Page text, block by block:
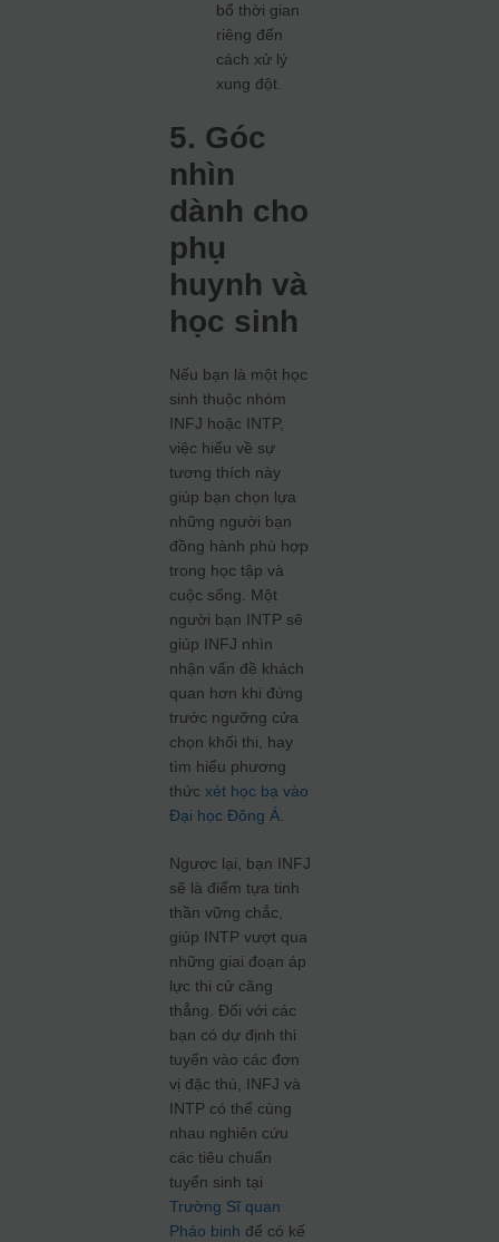
bổ thời gian
riêng đến
cách xử lý
xung đột.
5. Góc
nhìn
dành cho
phụ
huynh và
học sinh
Nếu bạn là một học
sinh thuộc nhóm
INFJ hoặc INTP,
việc hiểu về sự
tương thích này
giúp bạn chọn lựa
những người bạn
đồng hành phù hợp
trong học tập và
cuộc sống. Một
người bạn INTP sẽ
giúp INFJ nhìn
nhận vấn đề khách
quan hơn khi đứng
trước ngưỡng cửa
chọn khối thi, hay
tìm hiểu phương
thức xét học bạ vào
Đại học Đông Á
Ngược lại, bạn INFJ
sẽ là điểm tựa tinh
thần vững chắc,
giúp INTP vượt qua
những giai đoạn áp
lực thi cử căng
thẳng. Đối với các
bạn có dự định thi
tuyển vào các đơn
vị đặc thù, INFJ và
INTP có thể cùng
nhau nghiên cứu
các tiêu chuẩn
tuyển sinh tại
Trường Sĩ quan
Pháo binh để có kế